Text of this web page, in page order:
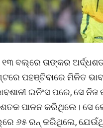
୧୩ ବଲ୍‌ରେ ତାଙ୍କର
ପହଞ୍ଚିବାରେ ମିଳିତ
ଇନିଂସ ପରେ, ସେ
ପାଳନ କରିଥିଲେ। ସେ
୬୫ ରନ୍ କରିଥିଲେ,